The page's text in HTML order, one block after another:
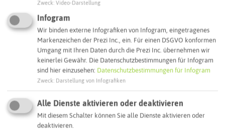
46284 Dorsten
Webseite
Interaktive Karte
ÖPNV-Route finden
Zweck Video-Darstellung
Infogram
Wir binden externe Infografiken von Infogram, eingetragenes
Markenzeichen der Prezi Inc., ein. Für einen DSGVO konformen
Umgang mit Ihren Daten durch die Prezi Inc. übernehmen wir
keinerlei Gewähr. Die Datenschutzbestimmungen für Infogram
sind hier einzusehen: Datenschutzbestimmungen für Infogram
Zweck Darstellung von Infografiken
Alle Dienste aktivieren oder deaktivieren
Mit diesem Schalter können Sie alle Dienste aktivieren oder
deaktivieren.